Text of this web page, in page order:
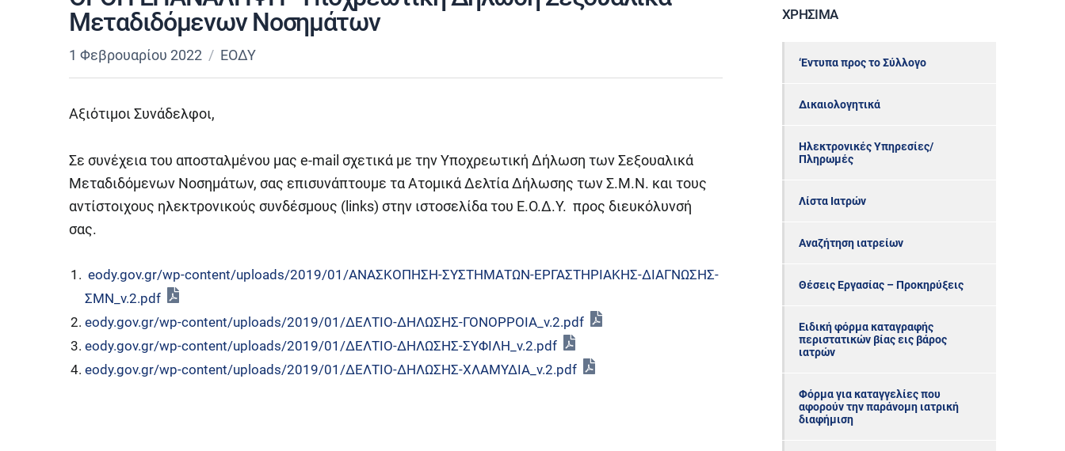
Μεταδιδόμενων Νοσημάτων
1 Φεβρουαρίου 2022 ΕΟΔΥ
Αξιότιμοι Συνάδελφοι,
Σε συνέχεια του αποσταλμένου μας e-mail σχετικά με την Υποχρεωτική Δήλωση των Σεξουαλικά
Μεταδιδόμενων Νοσημάτων, σας επισυνάπτουμε τα Ατομικά Δελτία Δήλωσης των Σ.Μ.Ν. και τους
αντίστοιχους ηλεκτρονικούς συνδέσμους (links) στην ιστοσελίδα του Ε.Ο.Δ.Υ. προς διευκόλυνσή
σας.
eody.gov.gr/wp-content/uploads/2019/01/ΑΝΑΣΚΟΠΗΣΗ-ΣΥΣΤΗΜΑΤΩΝ-ΕΡΓΑΣΤΗΡΙΑΚΗΣ-ΔΙΑΓΝΩΣΗΣ-
ΣΜΝ_v.2.pdf
eody.gov.gr/wp-content/uploads/2019/01/ΔΕΛΤΙΟ-ΔΗΛΩΣΗΣ-ΓΟΝΟΡΡΟΙΑ_v.2.pdf
eody.gov.gr/wp-content/uploads/2019/01/ΔΕΛΤΙΟ-ΔΗΛΩΣΗΣ-ΣΥΦΙΛΗ_v.2.pdf
eody.gov.gr/wp-content/uploads/2019/01/ΔΕΛΤΙΟ-ΔΗΛΩΣΗΣ-ΧΛΑΜΥΔΙΑ_v.2.pdf
ΧΡΉΣΙΜΑ
‘Εντυπα προς το Σύλλογο
Δικαιολογητικά
Ηλεκτρονικές Υπηρεσίες/
Πληρωμές
Λίστα Ιατρών
Αναζήτηση ιατρείων
Θέσεις Εργασίας – Προκηρύξεις
Ειδική φόρμα καταγραφής
περιστατικών βίας εις βάρος
ιατρών
Φόρμα για καταγγελίες που
αφορούν την παράνομη ιατρική
διαφήμιση